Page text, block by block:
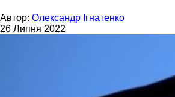
Автор: Олександр Ігнатенко
26 Липня 2022